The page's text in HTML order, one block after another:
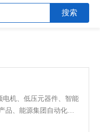
机、低压元器件、智能
、能源集团自动化等